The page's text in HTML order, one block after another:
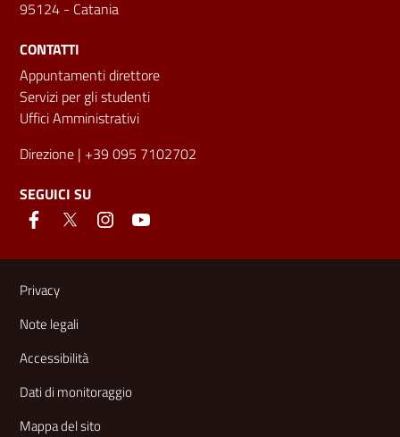
95124 - Catania
CONTATTI
Appuntamenti direttore
Servizi per gli studenti
Uffici Amministrativi
Direzione | +39 095 7102702
SEGUICI SU
Link e informazioni utili
Privacy
Note legali
Accessibilità
Dati di monitoraggio
Mappa del sito